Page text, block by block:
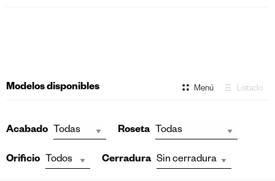
Modelos disponibles Menú Listado
Acabado Roseta
Orificio Cerradura